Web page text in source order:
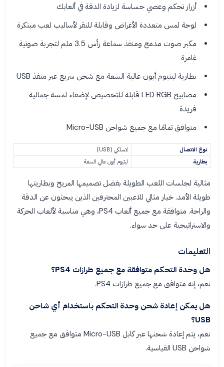
أزرار تحكم وعصي حساسة لزيادة الدقة في ألعابك
لوحة لمس متعددة الأغراض وقابلة للنقر لأساليب لعب مبتكرة
مكبر صوت مدمج ومنفذ سماعة رأس 3.5 ملم لتجربة صوتية
غامرة
بطارية ليثيوم أيون عالية السعة مع شحن سريع عبر منفذ USB
مصابيح LED RGB قابلة للتخصيص لإضفاء لمسة جمالية
فريدة
متوافق تمامًا مع جميع شواحن Micro-USB
نوع الاتصال
لاسلكي (USB)
بطارية
ليثيوم أيون عالي السعة
مثالية لجلسات اللعب الطويلة بفضل تصميمها المريح وبطاريتها
طويلة الأمد. خيار مثالي للاعبين المحترفين الذين يبحثون عن الدقة
والراحة. متوافقة مع جميع ألعاب PS4، وهي مناسبة لألعاب الحركة
والاستراتيجية على حد سواء.
التعليمات
هل وحدة التحكم متوافقة مع جميع طرازات PS4؟
نعم، إنه متوافق مع جميع طرازات PS4.
هل يمكن إعادة شحن وحدة التحكم باستخدام أي شاحن
USB؟
نعم، يتم إعادة شحنها عبر كابل Micro-USB متوافق مع جميع
شواحن USB القياسية.